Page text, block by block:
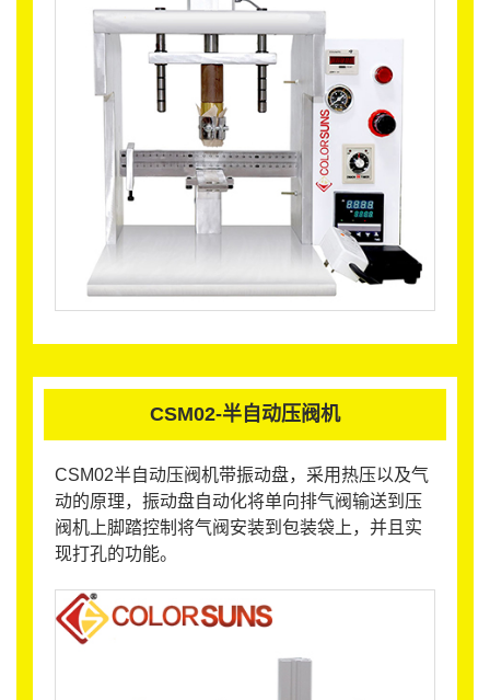
CSM02-半自动压阀机
CSM02半自动压阀机带振动盘，采用热压以及气
动的原理，振动盘自动化将单向排气阀输送到压
阀机上脚踏控制将气阀安装到包装袋上，并且实
现打孔的功能。